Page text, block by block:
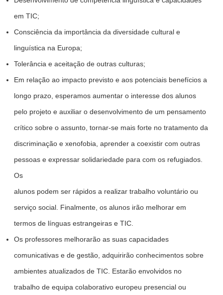
em TIC;
Consciência da importância da diversidade cultural e
linguística na Europa;
Tolerância e aceitação de outras culturas;
Em relação ao impacto previsto e aos potenciais benefícios a
longo prazo, esperamos aumentar o interesse dos alunos
pelo projeto e auxiliar o desenvolvimento de um pensamento
crítico sobre o assunto, tornar-se mais forte no tratamento da
discriminação e xenofobia, aprender a coexistir com outras
pessoas e expressar solidariedade para com os refugiados.
Os
alunos podem ser rápidos a realizar trabalho voluntário ou
serviço social. Finalmente, os alunos irão melhorar em
termos de línguas estrangeiras e TIC.
Os professores melhorarão as suas capacidades
comunicativas e de gestão, adquirirão conhecimentos sobre
ambientes atualizados de TIC. Estarão envolvidos no
trabalho de equipa colaborativo europeu presencial ou